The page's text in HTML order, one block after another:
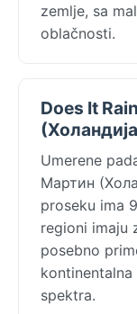
zemlje, sa
oblačnosti.
Does It
Umerene
Мартин
proseku ima
regioni imaju
posebno
spektra.